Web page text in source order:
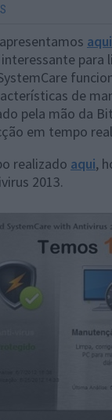
aqui
para
de
pela mão da
em tempo
realizado aqui,
2013.